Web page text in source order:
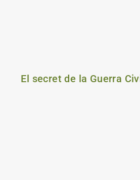
El secret de la Guerra